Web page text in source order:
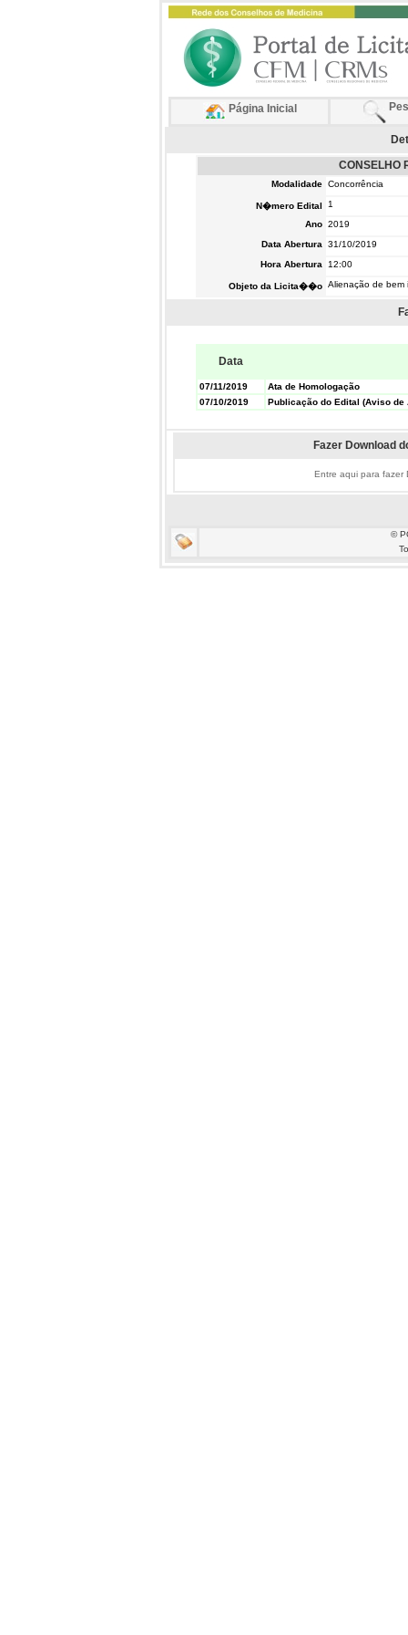
Página Inicial
CONSELHO
Modalidade Concorrência
N�mero Edital
1
Ano 2019
Data Abertura
31/10/2019
Hora Abertura
12:00
Objeto da Licita��o Alienação de bem
Data
07/11/2019
Ata de Homologação
07/10/2019
Publicação do Edital (Aviso de
Fazer Download
Entre aqui para fazer
©